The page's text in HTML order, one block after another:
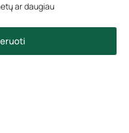
ar daugiau